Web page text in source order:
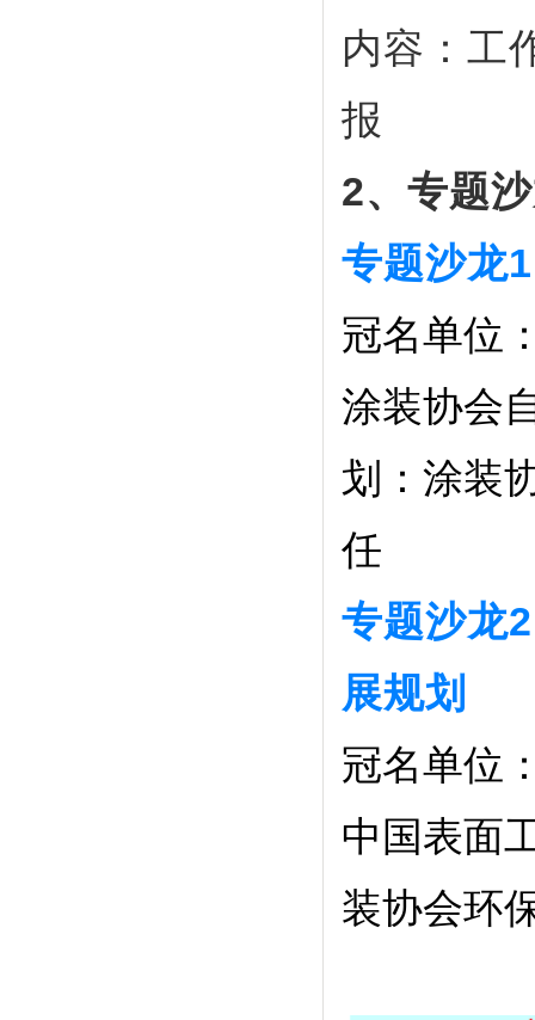
内容：工
报
2、专题
专题沙龙
冠名单位
涂装协会
划：涂装
任
专题沙龙
展规划
冠名单位
中国表面
装协会环